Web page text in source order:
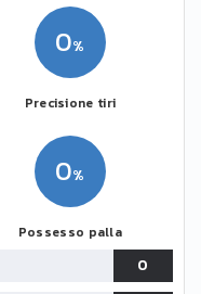
0
Possesso palla
0
Precisione tiri
0